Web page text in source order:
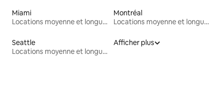
Miami
Locations moyenne et longue durée
Montréal
Locations moyenne et longue durée
Seattle
Locations moyenne et longue durée
Afficher plus